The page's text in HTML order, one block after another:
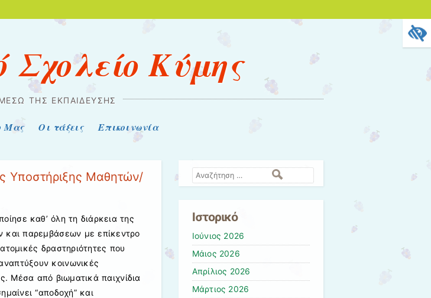
Σχολείο Κύμης
ΤΗΣ ΕΚΠΑΊΔΕΥΣΗΣ
Μας Οι τάξεις Επικοινωνία
Υποστήριξης Μαθητών/
καθ’ όλη τη διάρκεια της
και παρεμβάσεων με επίκεντρο
δραστηριότητες που
κοινωνικές
Μέσα από βιωματικά παιχνίδια
“αποδοχή” και
Αναζήτηση
Ιστορικό
Ιούνιος 2026
Μάιος 2026
Απρίλιος 2026
Μάρτιος 2026